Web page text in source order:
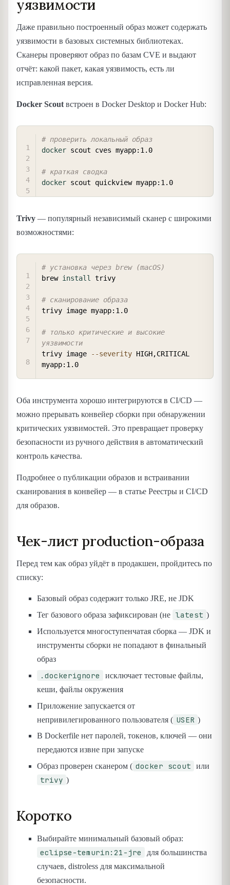
уязвимости
Даже правильно построенный образ может содержать
уязвимости в базовых системных библиотеках.
Сканеры проверяют образ по базам CVE и выдают
отчёт: какой пакет, какая уязвимость, есть ли
исправленная версия.
Docker Scout встроен в Docker Desktop и Docker Hub:
# проверить локальный образ
docker scout cves myapp:1.0
# краткая сводка
docker
Trivy — популярный независимый сканер с широкими
возможностями:
# установка через brew (macOS)
brew install trivy
# сканирование образа
trivy image myapp:1.0
# только критические и высокие
уязвимости
trivy image
--severity HIGH,CRITICAL
Оба инструмента хорошо интегрируются в CI/CD —
можно прерывать конвейер сборки при обнаружении
критических уязвимостей. Это превращает проверку
безопасности из ручного действия в автоматический
контроль качества.
Подробнее о публикации образов и встраивании
сканирования в конвейер — в статье Реестры и CI/CD
для образов.
Чек-лист production-образа
Перед тем как образ уйдёт в продакшен, пройдитесь по
списку:
Базовый образ содержит только JRE, не JDK
Тег базового образа зафиксирован (не latest )
Используется многоступенчатая сборка — JDK и
инструменты сборки не попадают в финальный
образ
.dockerignore
исключает тестовые файлы,
кеши, файлы окружения
Приложение запускается от
непривилегированного пользователя ( USER )
В Dockerfile нет паролей, токенов, ключей — они
передаются извне при запуске
Образ проверен сканером ( docker scout или
trivy )
Коротко
Выбирайте минимальный базовый образ:
eclipse-temurin:21-jre
для большинства
случаев, distroless для максимальной
безопасности.